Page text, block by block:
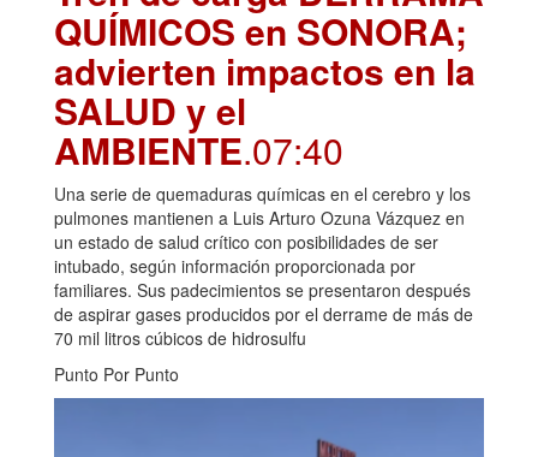
QUÍMICOS en SONORA;
advierten impactos en la
SALUD y el
AMBIENTE.07:40
Una serie de quemaduras químicas en el cerebro y los
pulmones mantienen a Luis Arturo Ozuna Vázquez en
un estado de salud crítico con posibilidades de ser
intubado, según información proporcionada por
familiares. Sus padecimientos se presentaron después
de aspirar gases producidos por el derrame de más de
70 mil litros cúbicos de hidrosulfu
Punto Por Punto